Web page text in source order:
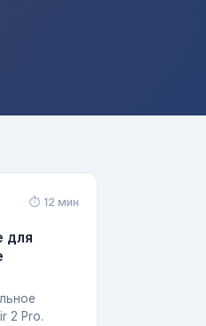
⏱ 12 мин
для
2 Pro.